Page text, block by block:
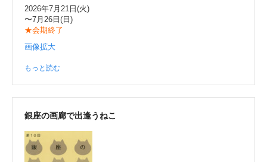
2026年7月21日(火)
〜7月26日(日)
★会期終了
画像拡大
もっと読む
銀座の画廊で出逢うねこ